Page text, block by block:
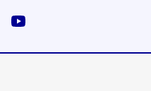
Instagram